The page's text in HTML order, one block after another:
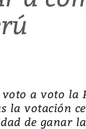
a voto la
la votación
de ganar